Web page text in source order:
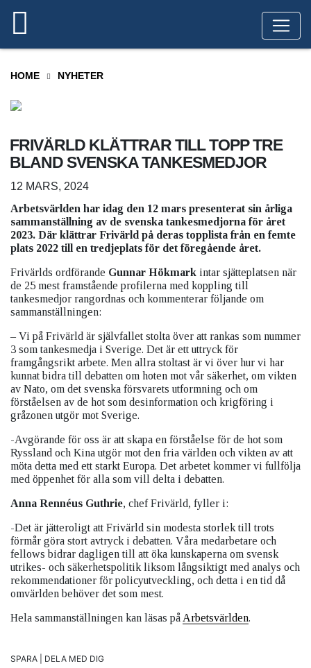
HOME NYHETER
FRIVÄRLD KLÄTTRAR TILL TOPP TRE
BLAND SVENSKA TANKESMEDJOR
12 MARS, 2024
Arbetsvärlden har idag den 12 mars presenterat sin årliga
sammanställning av de svenska tankesmedjorna för året
2023. Där klättrar Frivärld på deras topplista från en femte
plats 2022 till en tredjeplats för det föregående året.
Frivärlds ordförande Gunnar Hökmark intar sjätteplatsen när
de 25 mest framstående profilerna med koppling till
tankesmedjor rangordnas och kommenterar följande om
sammanställningen:
– Vi på Frivärld är självfallet stolta över att rankas som nummer
3 som tankesmedja i Sverige. Det är ett uttryck för
framgångsrikt arbete. Men allra stoltast är vi över hur vi har
kunnat bidra till debatten om hoten mot vår säkerhet, om vikten
av Nato, om det svenska försvarets utformning och om
förståelsen av de hot som desinformation och krigföring i
gråzonen utgör mot Sverige.
-Avgörande för oss är att skapa en förståelse för de hot som
Ryssland och Kina utgör mot den fria världen och vikten av att
möta detta med ett starkt Europa. Det arbetet kommer vi fullfölja
med öppenhet för alla som vill delta i debatten.
Anna Rennéus Guthrie, chef Frivärld, fyller i:
-Det är jätteroligt att Frivärld sin modesta storlek till trots
förmår göra stort avtryck i debatten. Våra medarbetare och
fellows bidrar dagligen till att öka kunskaperna om svensk
utrikes- och säkerhetspolitik liksom långsiktigt med analys och
rekommendationer för policyutveckling, och detta i en tid då
omvärlden behöver det som mest.
Hela sammanställningen kan läsas på Arbetsvärlden.
SPARA | DELA MED DIG